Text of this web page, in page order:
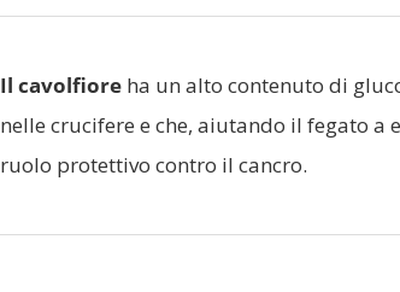
Il cavolfioreha un alto contenuto di
nelle crucifere e che, aiutando il fegato a
ruolo protettivo contro il cancro.